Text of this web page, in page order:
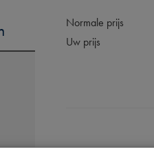
Normale prijs
Uw prijs